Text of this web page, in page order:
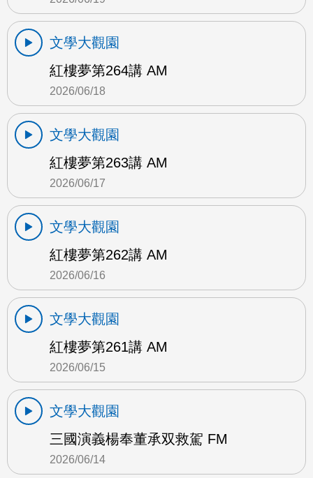
文學大觀園
紅樓夢第264講 AM
2026/06/18
文學大觀園
紅樓夢第263講 AM
2026/06/17
文學大觀園
紅樓夢第262講 AM
2026/06/16
文學大觀園
紅樓夢第261講 AM
2026/06/15
文學大觀園
三國演義楊奉董承双救駕 FM
2026/06/14